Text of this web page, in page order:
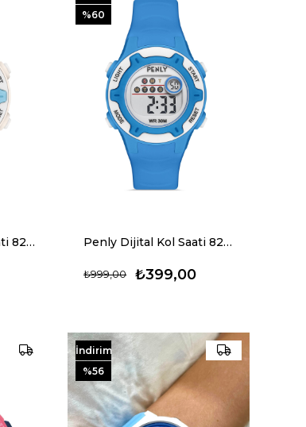
Penly Dijital Kol Saati 8203 Model Beyaz +4 Renk Kronometre-Alarmlı 5ATM Su Geçirmez Penly Dijital Kol Saati 8203 Model Mavi +4 Renk Kronometre-Alarmlı 5ATM Su Geçirmez
₺399,00
₺999,00
%60
İndirim
%56